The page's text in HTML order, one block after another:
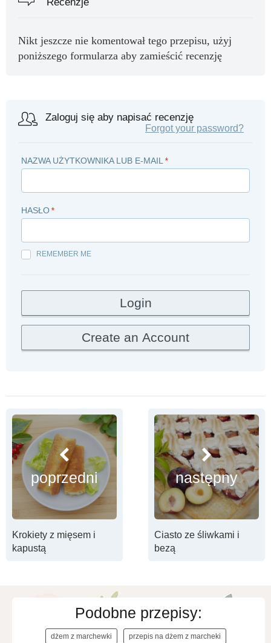
Nikt jeszcze nie komentował tego przepisu, użyj
poniższego formularza aby zamieścić recenzję
Zaloguj się aby napisać recenzję
Forgot your password?
NAZWA UŻYTKOWNIKA LUB E-MAIL *
HASŁO *
REMEMBER ME
poprzedni
Krokiety z mięsem i
kapustą
następny
Ciasto ze śliwkami i
bezą
Podobne przepisy:
dżem z marchewki
przepis na dżem z marcheki